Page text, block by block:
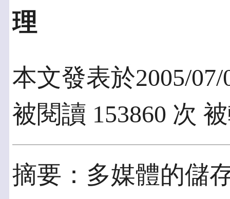
理
本文發表於2005/07/
被閱讀 153860 次
摘要：多媒體的儲